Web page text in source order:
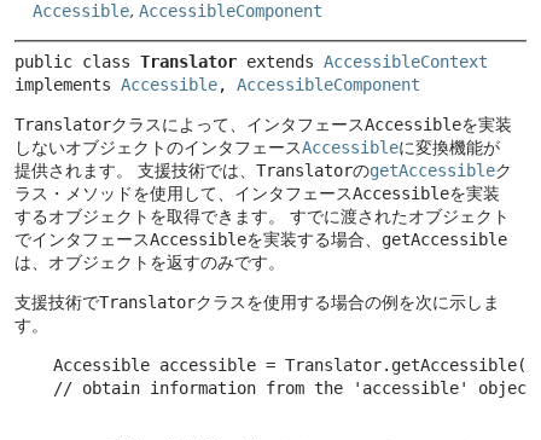
Accessible, AccessibleComponent
public class Translator extends AccessibleContext
implements Accessible, AccessibleComponent
Translatorクラスによって、インタフェースAccessibleを実装
しないオブジェクトのインタフェースAccessibleに変換機能が
提供されます。
支援技術では、 TranslatorのgetAccessibleク
ラス・メソッドを使用して、インタフェースAccessibleを実装
するオブジェクトを取得できます。
すでに渡されたオブジェクト
でインタフェースAccessibleを実装する場合、 getAccessible
は、オブジェクトを返すのみです。
支援技術でTranslatorクラスを使用する場合の例を次に示しま
す。
Accessible accessible =
// obtain information from the 'accessible'